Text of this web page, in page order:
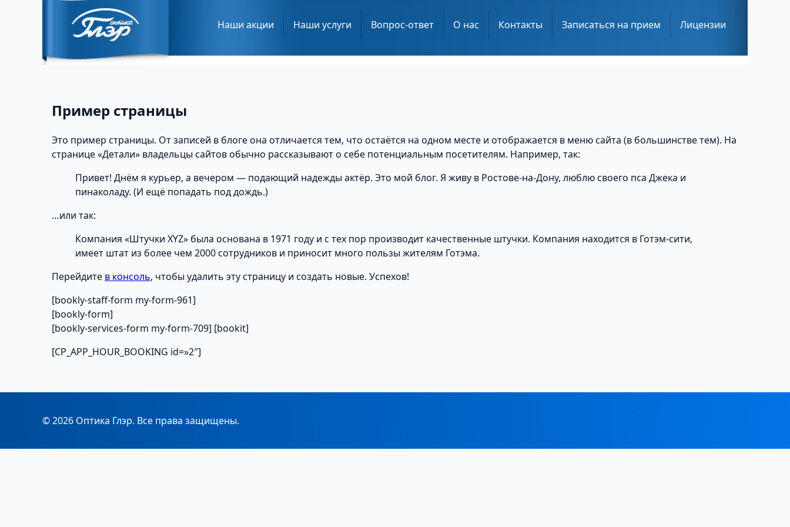
Наши акции Наши услуги Вопрос-ответ О нас Контакты Записаться на прием Лицензии
Пример страницы
Это пример страницы. От записей в блоге она отличается тем, что остаётся на одном месте и отображается в меню сайта (в большинстве тем). На
странице «Детали» владельцы сайтов обычно рассказывают о себе потенциальным посетителям. Например, так:
Привет! Днём я курьер, а вечером — подающий надежды актёр. Это мой блог. Я живу в Ростове-на-Дону, люблю своего пса Джека и
пинаколаду. (И ещё попадать под дождь.)
…или так:
Компания «Штучки XYZ» была основана в 1971 году и с тех пор производит качественные штучки. Компания находится в Готэм-сити,
имеет штат из более чем 2000 сотрудников и приносит много пользы жителям Готэма.
Перейдите в консоль, чтобы удалить эту страницу и создать новые. Успехов!
[bookly-staff-form my-form-961]
[bookly-form]
[bookly-services-form my-form-709] [bookit]
[CP_APP_HOUR_BOOKING id=»2″]
© 2026 Оптика Глэр. Все права защищены.